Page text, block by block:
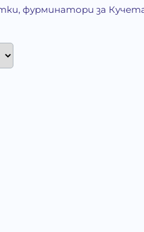
фурминатори за